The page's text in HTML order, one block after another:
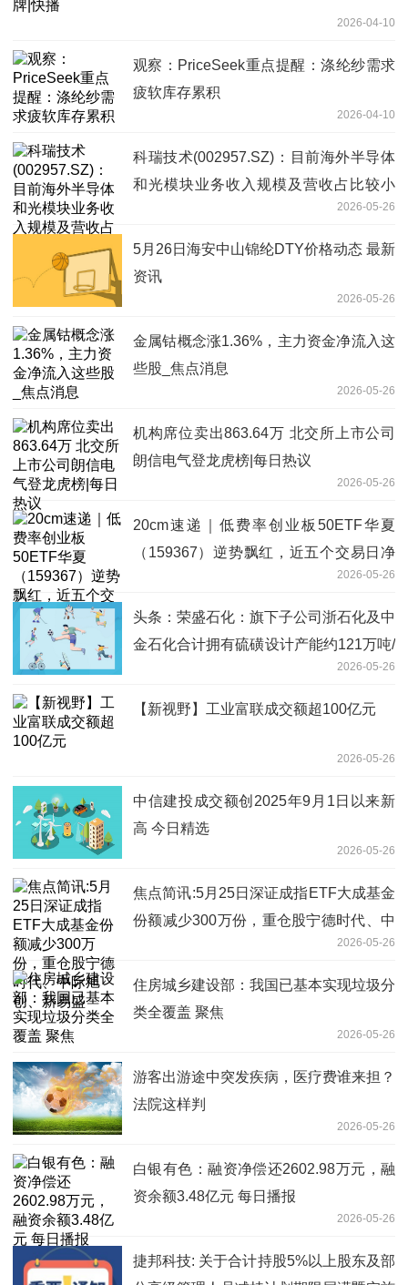
2026-04-10
观察：PriceSeek重点提醒：涤纶纱需求
疲软库存累积
2026-04-10
科瑞技术(002957.SZ)：目前海外半导体
和光模块业务收入规模及营收占比较小
2026-05-26
5月26日海安中山锦纶DTY价格动态 最新
资讯
2026-05-26
金属钴概念涨1.36%，主力资金净流入这
些股_焦点消息
2026-05-26
机构席位卖出863.64万 北交所上市公司
朗信电气登龙虎榜|每日热议
2026-05-26
20cm速递｜低费率创业板50ETF华夏
（159367）逆势飘红，近五个交易日净
2026-05-26
头条：荣盛石化：旗下子公司浙石化及中
金石化合计拥有硫磺设计产能约121万吨/
2026-05-26
【新视野】工业富联成交额超100亿元
2026-05-26
中信建投成交额创2025年9月1日以来新
高 今日精选
2026-05-26
焦点简讯:5月25日深证成指ETF大成基金
份额减少300万份，重仓股宁德时代、中
2026-05-26
住房城乡建设部：我国已基本实现垃圾分
类全覆盖 聚焦
2026-05-26
游客出游途中突发疾病，医疗费谁来担？
法院这样判
2026-05-26
白银有色：融资净偿还2602.98万元，融
资余额3.48亿元 每日播报
2026-05-26
捷邦科技: 关于合计持股5%以上股东及部